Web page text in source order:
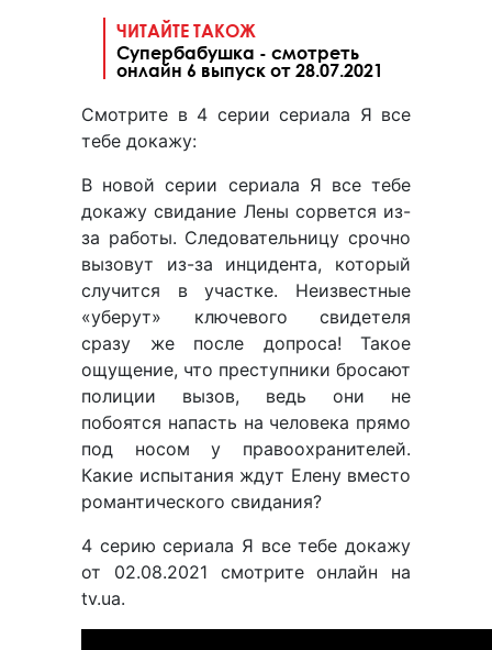
ЧИТАЙТЕ ТАКОЖ
Супербабушка - смотреть
онлайн 6 выпуск от 28.07.2021
Смотрите в 4 серии сериала Я все
тебе докажу:
В новой серии сериала Я все тебе
докажу свидание Лены сорвется из-
за работы. Следовательницу срочно
вызовут из-за инцидента, который
случится в участке. Неизвестные
«уберут» ключевого свидетеля
сразу же после допроса! Такое
ощущение, что преступники бросают
полиции вызов, ведь они не
побоятся напасть на человека прямо
под носом у правоохранителей.
Какие испытания ждут Елену вместо
романтического свидания?
4 серию сериала Я все тебе докажу
от 02.08.2021 смотрите онлайн на
tv.ua.